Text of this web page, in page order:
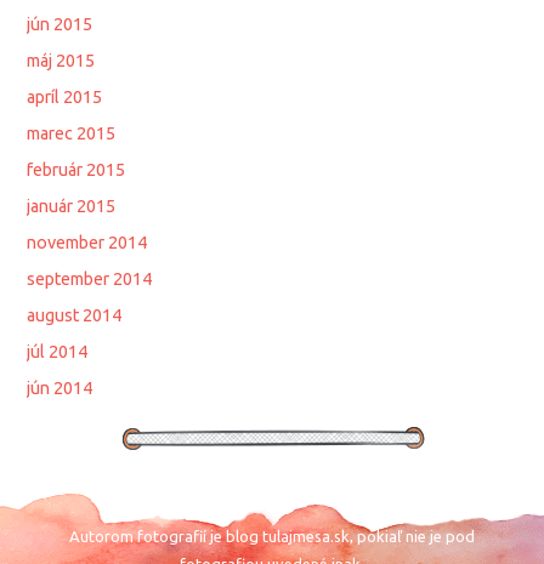
jún 2015
máj 2015
apríl 2015
marec 2015
február 2015
január 2015
november 2014
september 2014
august 2014
júl 2014
jún 2014
Autorom fotografií je blog tulajmesa.sk, pokiaľ nie je pod